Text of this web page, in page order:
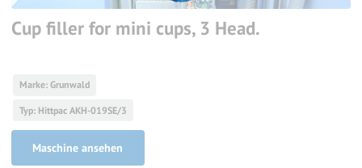
Cup filler for mini cups, 3 Head.
Marke: Grunwald
Typ: Hittpac AKH-019SE/3
Maschine ansehen